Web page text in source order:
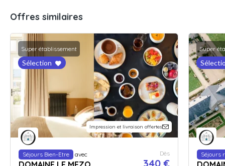
Offres similaires
Super établissement
Sélection
Impression et livraison offertes
Séjours Bien-Etre avec Dès
340 €
Super
Séjours